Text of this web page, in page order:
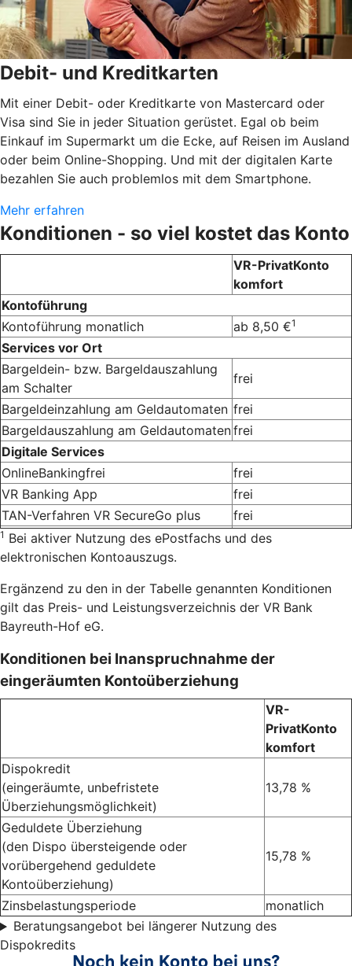
Debit- und Kreditkarten
Mit einer Debit- oder Kreditkarte von Mastercard oder
Visa sind Sie in jeder Situation gerüstet. Egal ob beim
Einkauf im Supermarkt um die Ecke, auf Reisen im Ausland
oder beim Online-Shopping. Und mit der digitalen Karte
bezahlen Sie auch problemlos mit dem Smartphone.
Mehr erfahren
Konditionen - so viel kostet das Konto
VR-PrivatKonto
komfort
Kontoführung
Kontoführung monatlich
ab 8,50 €1
Services vor Ort
Bargeldein- bzw. Bargeldauszahlung
am Schalter
frei
Bargeldeinzahlung am Geldautomaten frei
Bargeldauszahlung am Geldautomatenfrei
Digitale Services
OnlineBankingfrei
frei
VR Banking App
frei
TAN-Verfahren VR SecureGo plus
frei
1 Bei aktiver Nutzung des ePostfachs und des
elektronischen Kontoauszugs.
Ergänzend zu den in der Tabelle genannten Konditionen
gilt das Preis- und Leistungsverzeichnis der VR Bank
Bayreuth-Hof eG.
Konditionen bei Inanspruchnahme der
eingeräumten Kontoüberziehung
VR-
PrivatKonto
komfort
Dispokredit
(eingeräumte, unbefristete
Überziehungsmöglichkeit)
13,78 %
Geduldete Überziehung
(den Dispo übersteigende oder
vorübergehend geduldete
Kontoüberziehung)
15,78 %
Zinsbelastungsperiode
monatlich
Beratungsangebot bei längerer Nutzung des
Dispokredits